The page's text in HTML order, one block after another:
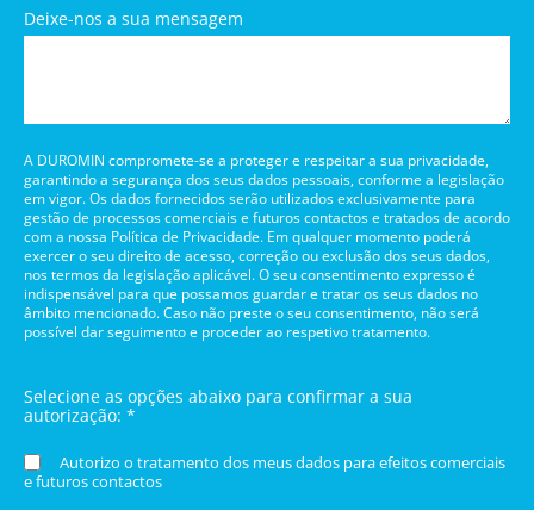
Deixe-nos a sua mensagem
A DUROMIN compromete-se a proteger e respeitar a sua privacidade,
garantindo a segurança dos seus dados pessoais, conforme a legislação
em vigor. Os dados fornecidos serão utilizados exclusivamente para
gestão de processos comerciais e futuros contactos e tratados de acordo
com a nossa Política de Privacidade. Em qualquer momento poderá
exercer o seu direito de acesso, correção ou exclusão dos seus dados,
nos termos da legislação aplicável. O seu consentimento expresso é
indispensável para que possamos guardar e tratar os seus dados no
âmbito mencionado. Caso não preste o seu consentimento, não será
possível dar seguimento e proceder ao respetivo tratamento.
Selecione as opções abaixo para confirmar a sua
autorização: *
Autorizo o tratamento dos meus dados para efeitos comerciais
e futuros contactos